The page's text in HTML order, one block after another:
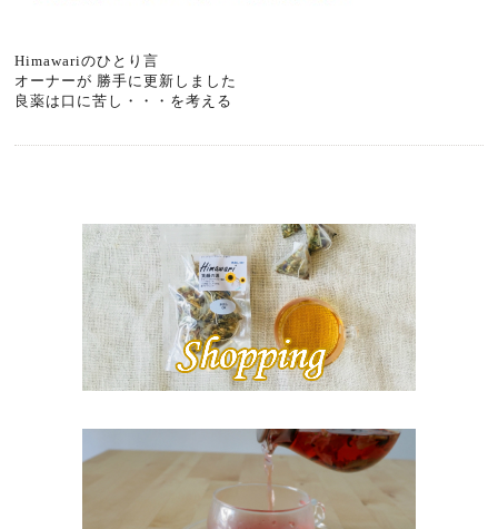
Himawariのひとり言
オーナーが 勝手に更新しました
良薬は口に苦し・・・を考える